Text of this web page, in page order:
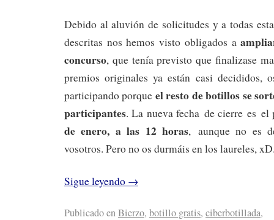
Debido al aluvión de solicitudes y a todas
descritas nos hemos visto obligados a
concurso, que tenía previsto que finalizase
premios originales ya están casi decididos,
participando porque el resto de botillos se
participantes. La nueva fecha de cierre es
de enero, a las 12 horas, aunque no es
vosotros. Pero no os durmáis en los laureles,
Sigue leyendo →
Publicado enBierzo, botillo gratis, ciberbotillada,